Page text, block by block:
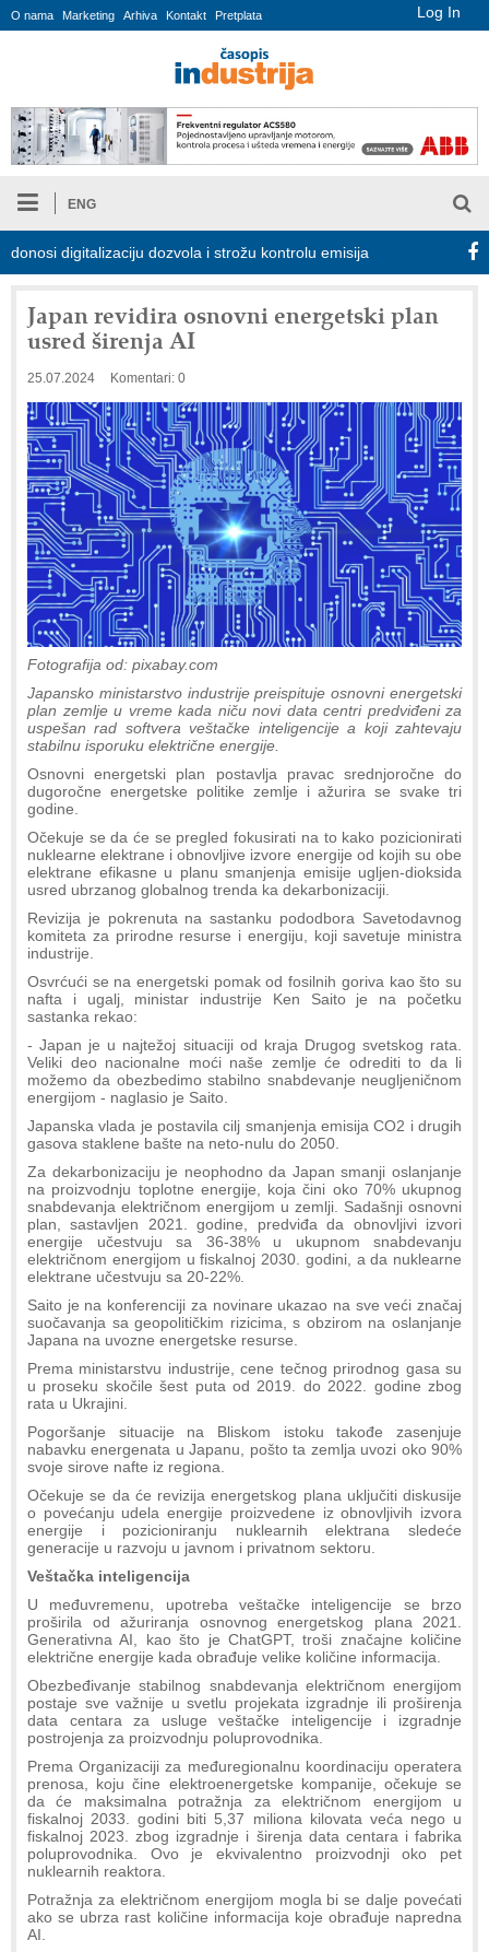
Log In
O nama Marketing Arhiva Kontakt Pretplata
ENG
digitalizaciju dozvola i strožu kontrolu emisija Proizvodnja
Japan revidira osnovni energetski plan
usred širenja AI
25.07.2024 Komentari: 0
Fotografija od: pixabay.com
Japansko ministarstvo industrije preispituje osnovni energetski
plan zemlje u vreme kada niču novi data centri predviđeni za
uspešan rad softvera veštačke inteligencije a koji zahtevaju
stabilnu isporuku električne energije.
Osnovni energetski plan postavlja pravac srednjoročne do
dugoročne energetske politike zemlje i ažurira se svake tri
godine.
Očekuje se da će se pregled fokusirati na to kako pozicionirati
nuklearne elektrane i obnovljive izvore energije od kojih su obe
elektrane efikasne u planu smanjenja emisije ugljen-dioksida
usred ubrzanog globalnog trenda ka dekarbonizaciji.
Revizija je pokrenuta na sastanku pododbora Savetodavnog
komiteta za prirodne resurse i energiju, koji savetuje ministra
industrije.
Osvrćući se na energetski pomak od fosilnih goriva kao što su
nafta i ugalj, ministar industrije Ken Saito je na početku
sastanka rekao:
- Japan je u najtežoj situaciji od kraja Drugog svetskog rata.
Veliki deo nacionalne moći naše zemlje će odrediti to da li
možemo da obezbedimo stabilno snabdevanje neugljeničnom
energijom - naglasio je Saito.
Japanska vlada je postavila cilj smanjenja emisija CO2 i drugih
gasova staklene bašte na neto-nulu do 2050.
Za dekarbonizaciju je neophodno da Japan smanji oslanjanje
na proizvodnju toplotne energije, koja čini oko 70% ukupnog
snabdevanja električnom energijom u zemlji. Sadašnji osnovni
plan, sastavljen 2021. godine, predviđa da obnovljivi izvori
energije učestvuju sa 36-38% u ukupnom snabdevanju
električnom energijom u fiskalnoj 2030. godini, a da nuklearne
elektrane učestvuju sa 20-22%.
Saito je na konferenciji za novinare ukazao na sve veći značaj
suočavanja sa geopolitičkim rizicima, s obzirom na oslanjanje
Japana na uvozne energetske resurse.
Prema ministarstvu industrije, cene tečnog prirodnog gasa su
u proseku skočile šest puta od 2019. do 2022. godine zbog
rata u Ukrajini.
Pogoršanje situacije na Bliskom istoku takođe zasenjuje
nabavku energenata u Japanu, pošto ta zemlja uvozi oko 90%
svoje sirove nafte iz regiona.
Očekuje se da će revizija energetskog plana uključiti diskusije
o povećanju udela energije proizvedene iz obnovljivih izvora
energije i pozicioniranju nuklearnih elektrana sledeće
generacije u razvoju u javnom i privatnom sektoru.
Veštačka inteligencija
U međuvremenu, upotreba veštačke inteligencije se brzo
proširila od ažuriranja osnovnog energetskog plana 2021.
Generativna AI, kao što je ChatGPT, troši značajne količine
električne energije kada obrađuje velike količine informacija.
Obezbeđivanje stabilnog snabdevanja električnom energijom
postaje sve važnije u svetlu projekata izgradnje ili proširenja
data centara za usluge veštačke inteligencije i izgradnje
postrojenja za proizvodnju poluprovodnika.
Prema Organizaciji za međuregionalnu koordinaciju operatera
prenosa, koju čine elektroenergetske kompanije, očekuje se
da će maksimalna potražnja za električnom energijom u
fiskalnoj 2033. godini biti 5,37 miliona kilovata veća nego u
fiskalnoj 2023. zbog izgradnje i širenja data centara i fabrika
poluprovodnika. Ovo je ekvivalentno proizvodnji oko pet
nuklearnih reaktora.
Potražnja za električnom energijom mogla bi se dalje povećati
ako se ubrza rast količine informacija koje obrađuje napredna
AI.